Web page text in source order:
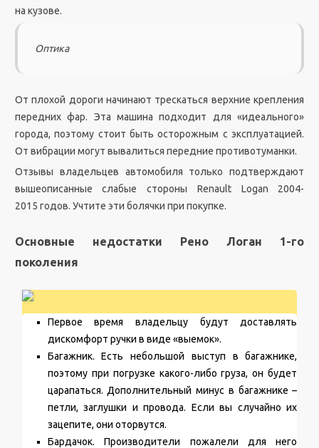
на кузове.
Оптика
От плохой дороги начинают трескаться верхние крепления
передних фар. Эта машина подходит для «идеального»
города, поэтому стоит быть осторожным с эксплуатацией.
От вибрации могут вывалиться передние противотуманки.
Отзывы владельцев автомобиля только подтверждают
вышеописанные слабые стороны Renault Logan 2004-
2015 годов. Учтите эти болячки при покупке.
Основные недостатки Рено Логан 1-го
поколения
Первое время владельцу будут доставлять
дискомфорт ручки в виде «выемок».
Багажник. Есть небольшой выступ в багажнике,
поэтому при погрузке какого-либо груза, он будет
царапаться. Дополнительный минус в багажнике –
петли, заглушки и провода. Если вы случайно их
зацепите, они оторвутся.
Бардачок. Производители пожалели для него